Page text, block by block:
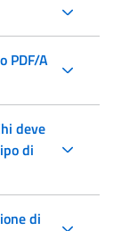
PDF/A
deve
di
di